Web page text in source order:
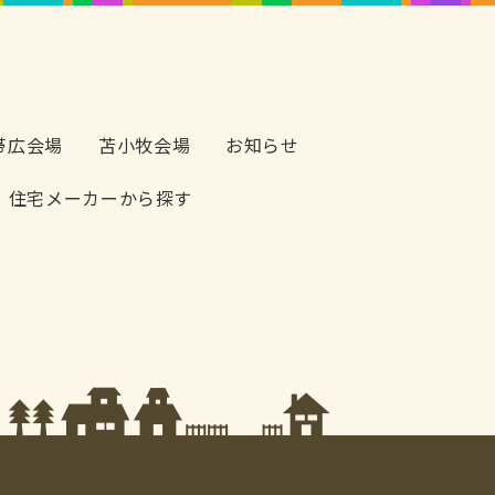
広会場 苫小牧会場
お知らせ
住宅メーカーから探す